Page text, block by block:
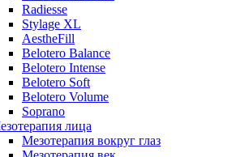
Radiesse
Stylage XL
AestheFill
Belotero Balance
Belotero Intense
Belotero Soft
Belotero Volume
Soprano
лица
Мезотерапия вокруг глаз